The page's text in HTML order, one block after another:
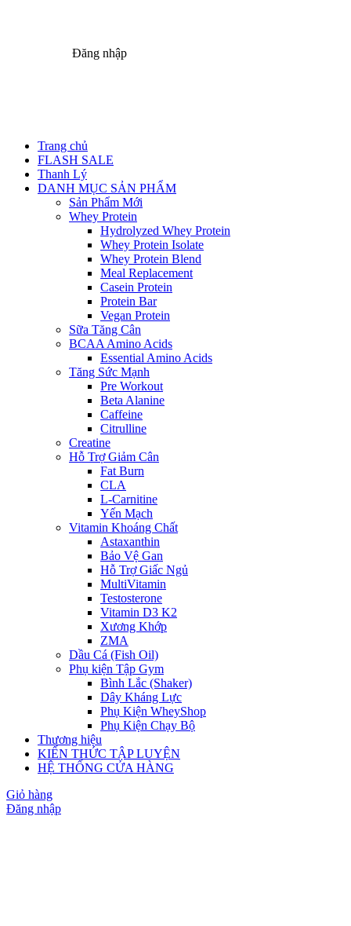
Đăng nhập
Trang chủ
FLASH SALE
Thanh Lý
DANH MỤC SẢN PHẨM
Sản Phẩm Mới
Whey Protein
Hydrolyzed Whey Protein
Whey Protein Isolate
Whey Protein Blend
Meal Replacement
Casein Protein
Protein Bar
Vegan Protein
Sữa Tăng Cân
BCAA Amino Acids
Essential Amino Acids
Tăng Sức Mạnh
Pre Workout
Beta Alanine
Caffeine
Citrulline
Creatine
Hỗ Trợ Giảm Cân
Fat Burn
CLA
L-Carnitine
Yến Mạch
Vitamin Khoáng Chất
Astaxanthin
Bảo Vệ Gan
Hỗ Trợ Giấc Ngủ
MultiVitamin
Testosterone
Vitamin D3 K2
Xương Khớp
ZMA
Dầu Cá (Fish Oil)
Phụ kiện Tập Gym
Bình Lắc (Shaker)
Dây Kháng Lực
Phụ Kiện WheyShop
Phụ Kiện Chạy Bộ
Thương hiệu
KIẾN THỨC TẬP LUYỆN
HỆ THỐNG CỬA HÀNG
Giỏ hàng
Đăng nhập